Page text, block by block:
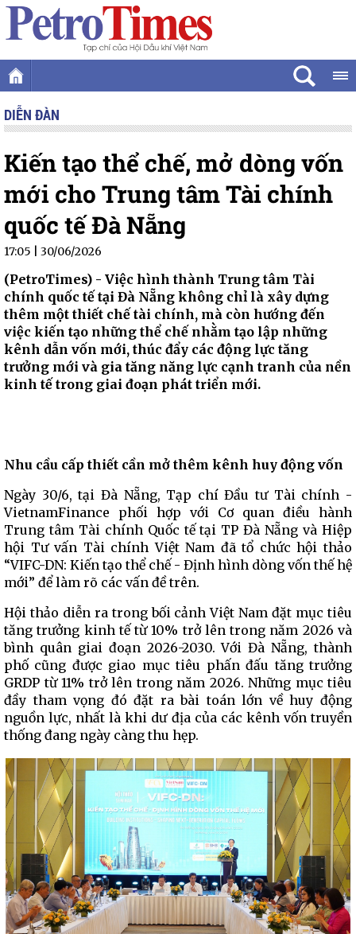
DIỄN ĐÀN
Kiến tạo thể chế, mở dòng vốn
mới cho Trung tâm Tài chính
quốc tế Đà Nẵng
17:05 | 30/06/2026
(PetroTimes) - Việc hình thành Trung tâm Tài
chính quốc tế tại Đà Nẵng không chỉ là xây dựng
thêm một thiết chế tài chính, mà còn hướng đến
việc kiến tạo những thể chế nhằm tạo lập những
kênh dẫn vốn mới, thúc đẩy các động lực tăng
trưởng mới và gia tăng năng lực cạnh tranh của nền
kinh tế trong giai đoạn phát triển mới.
Nhu cầu cấp thiết cần mở thêm kênh huy động vốn
Ngày 30/6, tại Đà Nẵng, Tạp chí Đầu tư Tài chính -
VietnamFinance phối hợp với Cơ quan điều hành
Trung tâm Tài chính Quốc tế tại TP Đà Nẵng và Hiệp
hội Tư vấn Tài chính Việt Nam đã tổ chức hội thảo
“VIFC-DN: Kiến tạo thể chế - Định hình dòng vốn thế hệ
mới” để làm rõ các vấn đề trên.
Hội thảo diễn ra trong bối cảnh Việt Nam đặt mục tiêu
tăng trưởng kinh tế từ 10% trở lên trong năm 2026 và
bình quân giai đoạn 2026-2030. Với Đà Nẵng, thành
phố cũng được giao mục tiêu phấn đấu tăng trưởng
GRDP từ 11% trở lên trong năm 2026. Những mục tiêu
đầy tham vọng đó đặt ra bài toán lớn về huy động
nguồn lực, nhất là khi dư địa của các kênh vốn truyền
thống đang ngày càng thu hẹp.